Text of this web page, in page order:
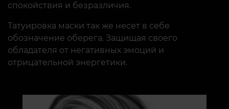
спокойствия и безразличия.
Татуировка маски так же несет в себе
обозначение оберега. Защищая своего
обладателя от негативных эмоций и
отрицательной энергетики.